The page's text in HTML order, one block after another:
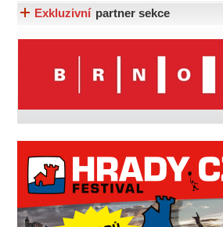
Exkluzivní partner sekce